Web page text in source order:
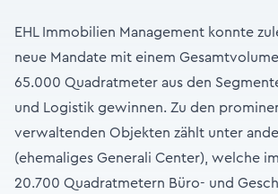
EHL Immobilien Management konnte
neue Mandate mit einem
65.000 Quadratmeter aus den
und Logistik gewinnen. Zu den
verwaltenden Objekten zählt unter
(ehemaliges Generali Center), welche
20.700 Quadratmetern Büro- und